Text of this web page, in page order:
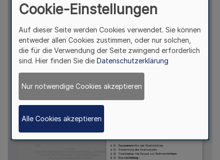
Cookie-Einstellungen
Auf dieser Seite werden Cookies verwendet. Sie können
entweder allen Cookies zustimmen, oder nur solchen,
die für die Verwendung der Seite zwingend erforderlich
sind. Hier finden Sie die Datenschutzerklärung
Nur notwendige Cookies akzeptieren
Alle Cookies akzeptieren